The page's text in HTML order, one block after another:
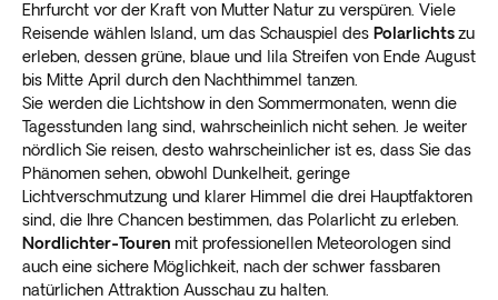
Ehrfurcht vor der Kraft von Mutter Natur zu verspüren. Viele
Reisende wählen Island, um das Schauspiel des Polarlichtszu
erleben, dessen grüne, blaue und lila Streifen von Ende August
bis Mitte April durch den Nachthimmel tanzen.
Sie werden die Lichtshow in den Sommermonaten, wenn die
Tagesstunden lang sind, wahrscheinlich nicht sehen. Je weiter
nördlich Sie reisen, desto wahrscheinlicher ist es, dass Sie das
Phänomen sehen, obwohl Dunkelheit, geringe
Lichtverschmutzung und klarer Himmel die drei Hauptfaktoren
sind, die Ihre Chancen bestimmen, das Polarlicht zu erleben.
Nordlichter-Touren mit professionellen Meteorologen sind
auch eine sichere Möglichkeit, nach der schwer fassbaren
natürlichen Attraktion Ausschau zu halten.